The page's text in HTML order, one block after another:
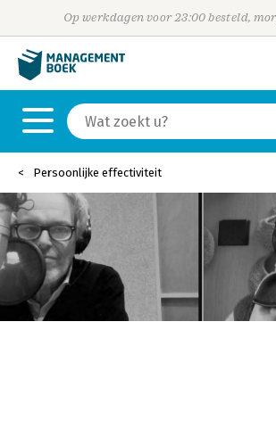
Op werkdagen voor 23:00 besteld,
Persoonlijke effectiviteit